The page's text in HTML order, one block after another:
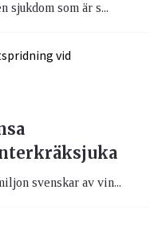
sjukdom som är s...
svenskar av vin...